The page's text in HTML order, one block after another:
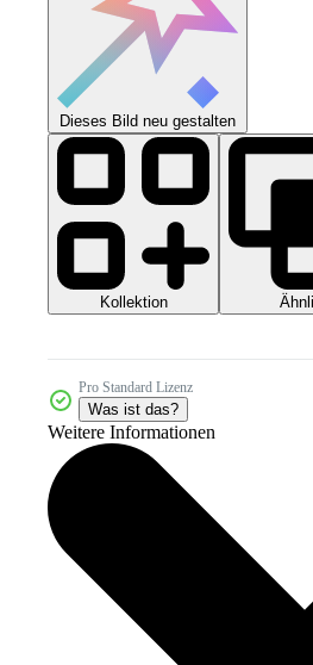
Dieses Bild neu gestalten
Kollektion
Pro Standard Lizenz
Was ist das?
Weitere Informationen